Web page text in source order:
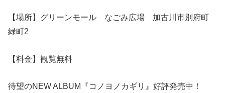
【場所】グリーンモール なごみ広場 加古川市別府町
緑町2
【料金】観覧無料
待望のNEW ALBUM『コノヨノカギリ』好評発売中！